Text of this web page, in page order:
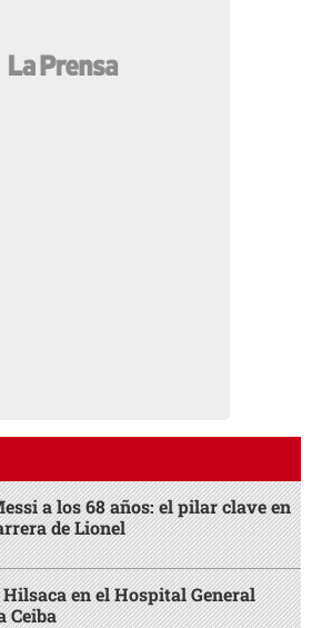
a los 68 años: el pilar clave en
de Lionel
en el Hospital General
Ceiba